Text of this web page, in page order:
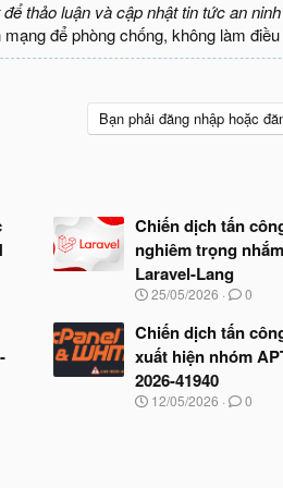
để thảo luận và cập nhật tin tức an
để phòng chống, không làm
Bạn phải đăng nhập hoặc
Chiến dịch tấn
nghiêm trọng
Laravel-Lang
N
à
y
b
ắ
t
25/05/2026 0
Chiến dịch tấn
xuất hiện nhóm
2026-41940
N
12/05/2026 0